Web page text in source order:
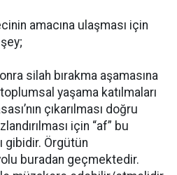
amacına ulaşması için
silah bırakma aşamasına
yaşama katılmaları
çıkarılması doğru
için “af” bu
gibidir. Örgütün
yolu buradan geçmektedir.